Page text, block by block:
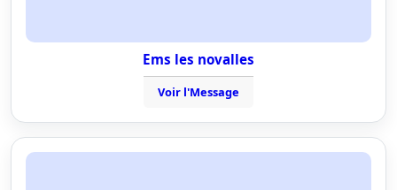
Ems les novalles
Voir l'Message